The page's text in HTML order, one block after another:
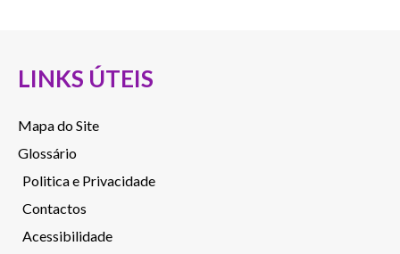
LINKS ÚTEIS
Mapa do Site
Glossário
Politica e Privacidade
Contactos
Acessibilidade